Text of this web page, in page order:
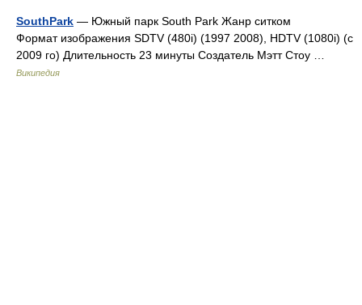
SouthPark — Южный парк South Park Жанр ситком
Формат изображения SDTV (480i) (1997 2008), HDTV (1080i) (с
2009 го) Длительность 23 минуты Создатель Мэтт Стоу …
Википедия